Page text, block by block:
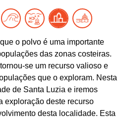
o polvo é uma importante
das zonas costeiras.
se um recurso valioso e
que o exploram. Nesta
de Santa Luzia e iremos
exploração deste recurso
desta localidade. Esta